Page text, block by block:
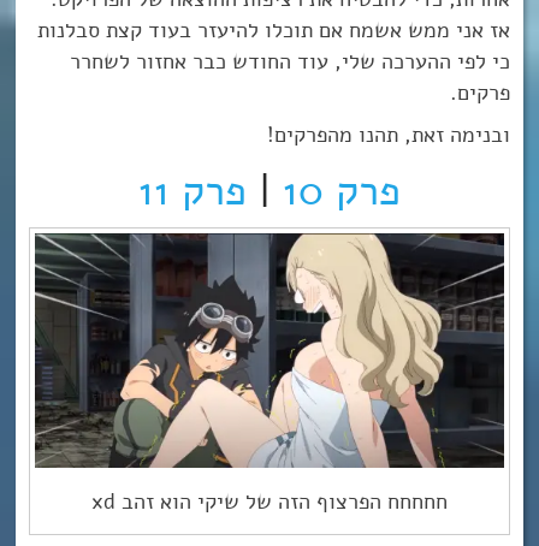
אז אני ממש אשמח אם תוכלו להיעזר בעוד קצת סבלנות
כי לפי ההערכה שלי, עוד החודש כבר אחזור לשחרר
פרקים.
ובנימה זאת, תהנו מהפרקים!
פרק 10 | פרק 11
חחחחח הפרצוף הזה של שיקי הוא זהב xd